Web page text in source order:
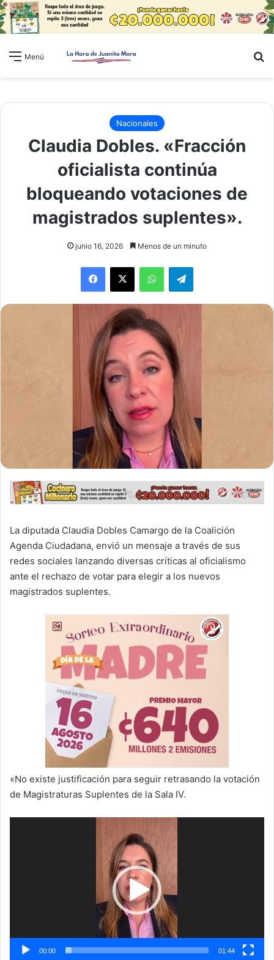
Menú
Nacionales
Claudia Dobles. «Fracción
oficialista continúa
bloqueando votaciones de
magistrados suplentes».
junio 16, 2026 Menos de un minuto
WhatsAppTelegram
La diputada Claudia Dobles Camargo de la Coalición
Agenda Ciudadana, envió un mensaje a través de sus
redes sociales lanzando diversas críticas al oficialismo
ante el rechazo de votar para elegir a los nuevos
magistrados suplentes.
«No existe justificación para seguir retrasando la votación
de Magistraturas Suplentes de la Sala IV.
00:00 01:44